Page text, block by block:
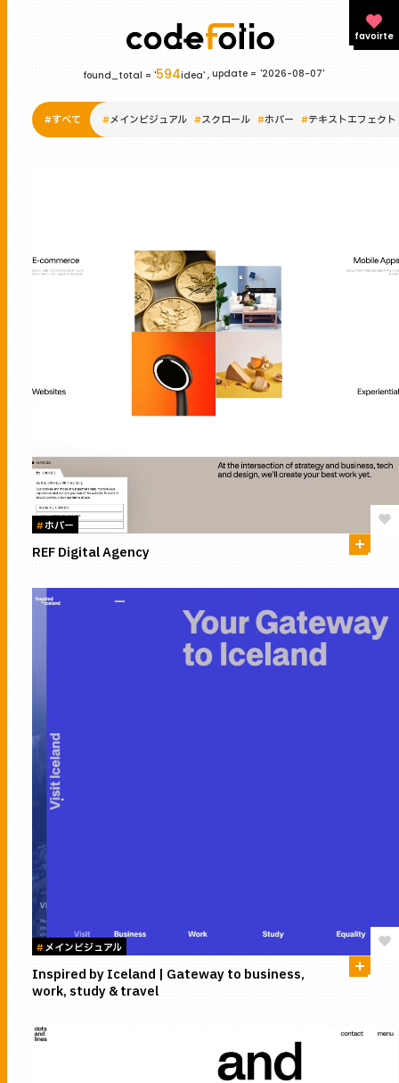
found_total = '594idea' , update ='2026-08-07'
favoirte
#すべて #メインビジュアル #スクロール #ホバー #テキストエフェクト
#ホバー
REF Digital Agency
#メインビジュアル
Inspired by Iceland | Gateway to business,
work, study & travel